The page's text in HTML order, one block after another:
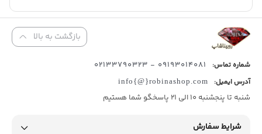
بازگشت به بالا
شماره تماس: 09193014081 - 02133790323
آدرس ایمیل: info{@}robinashop.com
شنبه تا پنجشنبه 10 الی 21 پاسخگو شما هستیم
شرایط سفارش